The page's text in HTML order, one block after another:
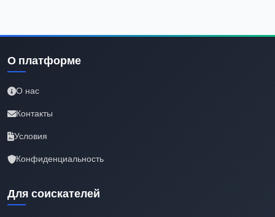
О платформе
О нас
Контакты
Условия
Конфиденциальность
Для соискателей